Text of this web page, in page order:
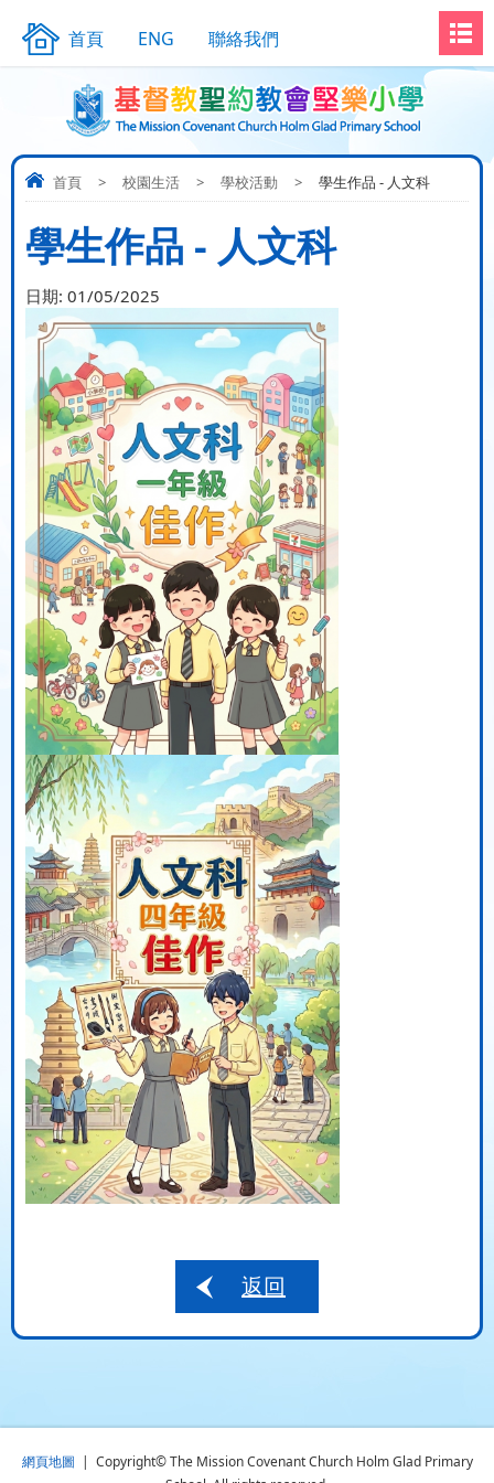
首頁 ENG 聯絡我們
首頁 > 校園生活 > 學校活動 > 學生作品 - 人文科
學生作品 - 人文科
日期: 01/05/2025
返回
網頁地圖 | Copyright© The Mission Covenant Church Holm Glad Primary